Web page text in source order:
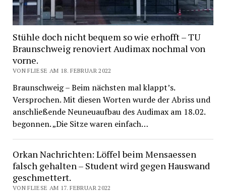
Stühle doch nicht bequem so wie erhofft – TU
Braunschweig renoviert Audimax nochmal von
vorne.
VON FLIESE AM 18. FEBRUAR 2022
Braunschweig – Beim nächsten mal klappt’s.
Versprochen. Mit diesen Worten wurde der Abriss und
anschließende Neuneuaufbau des Audimax am 18.02.
begonnen. „Die Sitze waren einfach…
Orkan Nachrichten: Löffel beim Mensaessen
falsch gehalten – Student wird gegen Hauswand
geschmettert.
VON FLIESE AM 17. FEBRUAR 2022